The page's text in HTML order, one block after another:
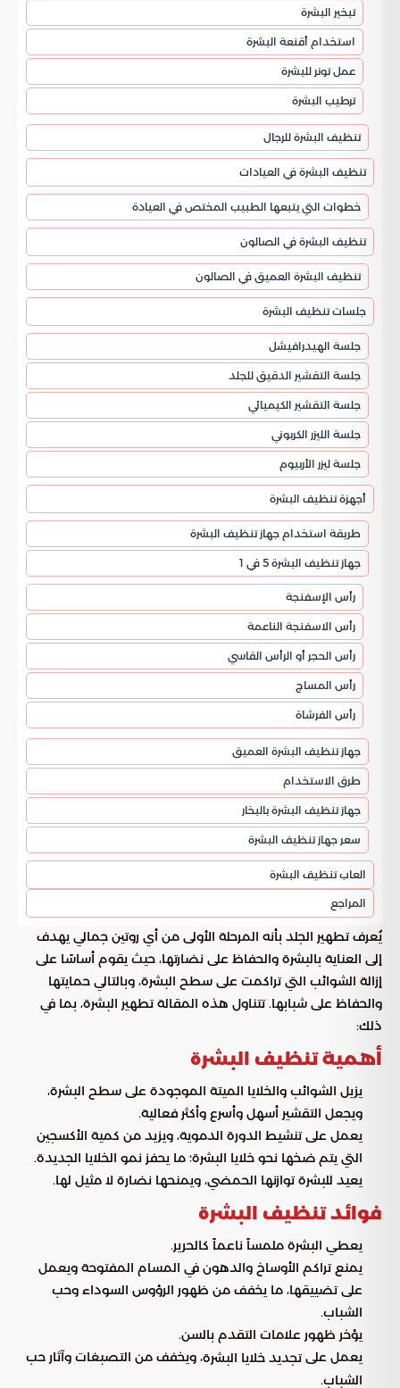
تبخير البشرة
استخدام أقنعة البشرة
عمل تونر للبشرة
ترطيب البشرة
تنظيف البشرة للرجال
تنظيف البشرة في العيادات
خطوات التي يتبعها الطبيب المختص في العيادة
تنظيف البشرة في الصالون
تنظيف البشرة العميق في الصالون
جلسات تنظيف البشرة
جلسة الهيدرافيشل
جلسة التقشير الدقيق للجلد
جلسة التقشير الكيميائي
جلسة الليزر الكربوني
جلسة ليزر الأربيوم
أجهزة تنظيف البشرة
طريقة استخدام جهاز تنظيف البشرة
جهاز تنظيف البشرة 5 في 1
رأس الإسفنجة
رأس الاسفنجة الناعمة
رأس الحجر أو الرأس القاسي
رأس المساج
رأس الفرشاة
جهاز تنظيف البشرة العميق
طرق الاستخدام
جهاز تنظيف البشرة بالبخار
سعر جهاز تنظيف البشرة
العاب تنظيف البشرة
المراجع
يُعرف تطهير الجلد بأنه المرحلة الأولى من أي روتين جمالي يهدف
إلى العناية بالبشرة والحفاظ على نضارتها، حيث يقوم أساسًا على
إزالة الشوائب التي تراكمت على سطح البشرة، وبالتالي حمايتها
والحفاظ على شبابها. تتناول هذه المقالة تطهير البشرة، بما في
ذلك:
أهمية تنظيف البشرة
يزيل الشوائب والخلايا الميتة الموجودة على سطح البشرة،
ويجعل التقشير أسهل وأسرع وأكثر فعالية.
يعمل على تنشيط الدورة الدموية، ويزيد من كمية الأكسجين
التي يتم ضخها نحو خلايا البشرة؛ ما يحفز نمو الخلايا الجديدة.
يعيد للبشرة توازنها الحمضي، ويمنحها نضارة لا مثيل لها.
فوائد تنظيف البشرة
يعطي البشرة ملمساً ناعماً كالحرير.
يمنع تراكم الأوساخ والدهون في المسام المفتوحة ويعمل
على تضييقها، ما يخفف من ظهور الرؤوس السوداء وحب
الشباب.
يؤخر ظهور علامات التقدم بالسن.
يعمل علىتجديد خلايا البشرة، ويخفف من التصبغات وآثار حب
الشباب.